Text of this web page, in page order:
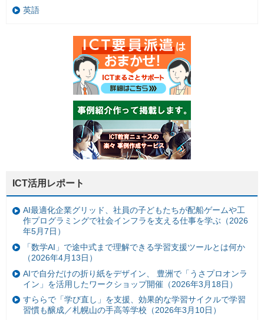
英語
ICT活用レポート
AI最適化企業グリッド、社員の子どもたちが配船ゲームや工
作プログラミングで社会インフラを支える仕事を学ぶ（2026
年5月7日）
「数学AI」で途中式まで理解できる学習支援ツールとは何か
（2026年4月13日）
AIで自分だけの折り紙をデザイン、 豊洲で「うさプロオンラ
イン」を活用したワークショップ開催（2026年3月18日）
すららで「学び直し」を支援、効果的な学習サイクルで学習
習慣も醸成／札幌山の手高等学校（2026年3月10日）